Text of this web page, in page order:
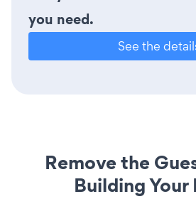
you need.
See the
Remove the
Building Your